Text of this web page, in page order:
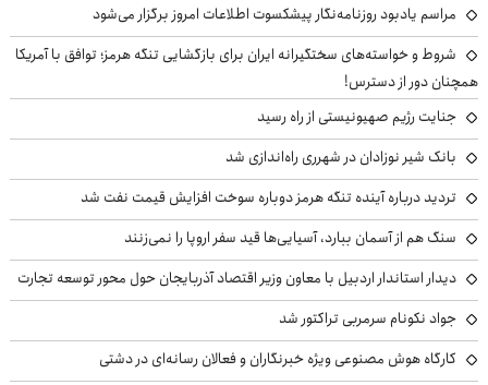
مراسم یادبود روزنامه‌نگار پیشکسوت اطلاعات امروز برگزار می‌شود
شروط و خواسته‌های سختگیرانه ایران برای بازگشایی تنگه هرمز؛ توافق با آمریکا
همچنان دور از دسترس!
جنایت رژیم صهیونیستی از راه رسید
بانک شیر نوزادان در شهرری راه‌اندازی شد
تردید درباره آینده تنگه هرمز دوباره سوخت افزایش قیمت نفت شد
سنگ هم از آسمان ببارد، آسیایی‌ها قید سفر اروپا را نمی‌زنند
دیدار استاندار اردبیل با معاون وزیر اقتصاد آذربایجان حول محور توسعه تجارت
جواد نکونام سرمربی تراکتور شد
کارگاه هوش مصنوعی ویژه خبرنگاران و فعالان رسانه‌ای در دشتی